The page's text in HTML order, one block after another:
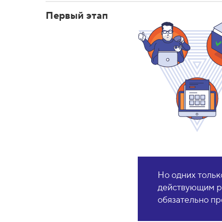
Первый этап
Но одних
действующим
обязательно